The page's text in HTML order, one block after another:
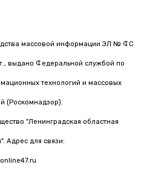
массовой информации ЭЛ № ФС
выдано Федеральной службой по
технологий и массовых
(Роскомнадзор).
"Ленинградская областная
Адрес для связи: